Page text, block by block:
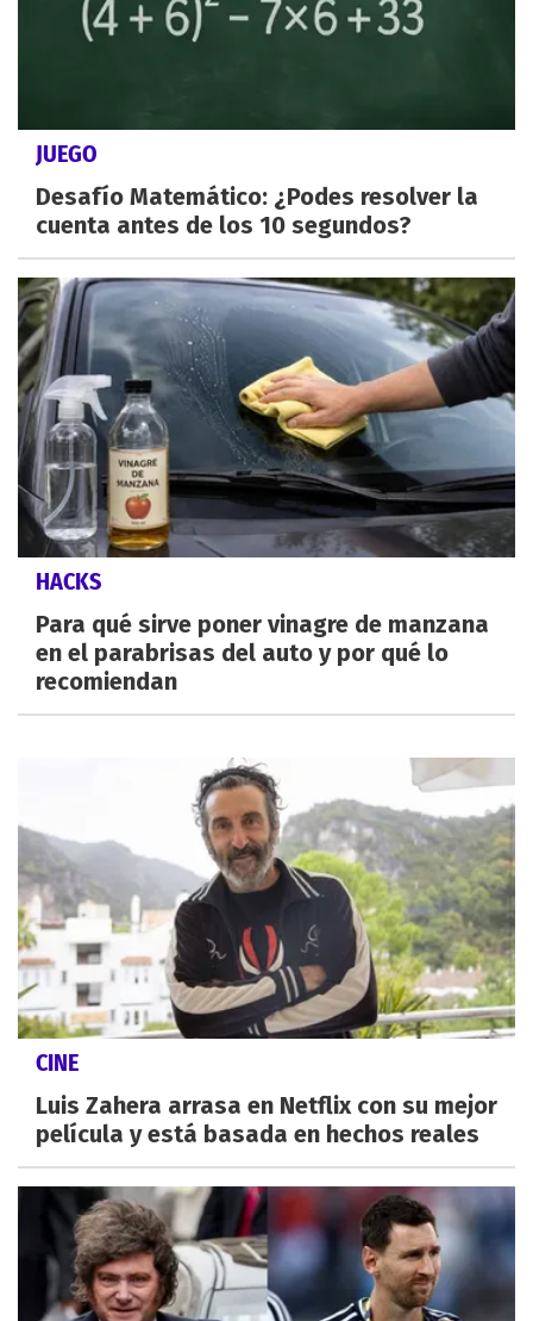
JUEGO
Desafío Matemático: ¿Podes resolver la
cuenta antes de los 10 segundos?
HACKS
Para qué sirve poner vinagre de manzana
en el parabrisas del auto y por qué lo
recomiendan
CINE
Luis Zahera arrasa en Netflix con su mejor
película y está basada en hechos reales